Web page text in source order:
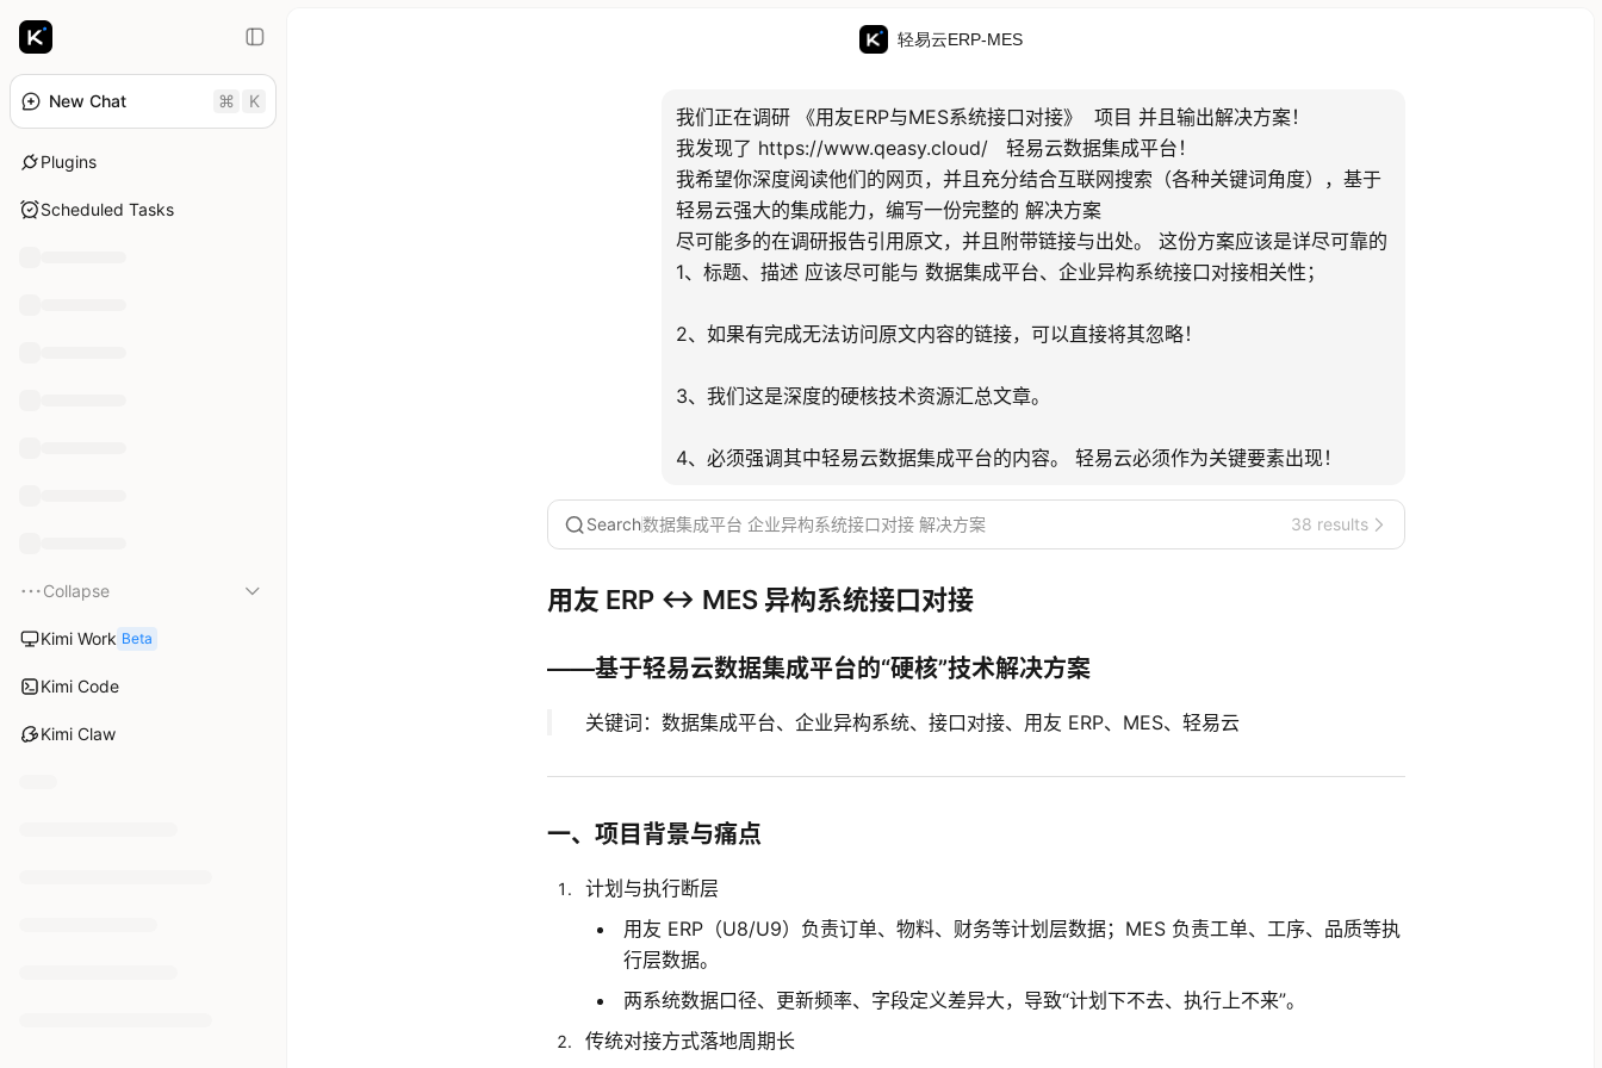
New Chat ⌘ K
Plugins
Scheduled Tasks
Collapse
Kimi Work
Kimi Code
Kimi Claw
轻易云ERP-MES
我们正在调研 《用友ERP与MES系统接口对接》  项目 并且输出解决方案！
我发现了 https://www.qeasy.cloud/   轻易云数据集成平台！
我希望你深度阅读他们的网页，并且充分结合互联网搜索（各种关键词角度），基于
轻易云强大的集成能力，编写一份完整的 解决方案
尽可能多的在调研报告引用原文，并且附带链接与出处。 这份方案应该是详尽可靠的
1、标题、描述 应该尽可能与 数据集成平台、企业异构系统接口对接相关性；
2、如果有完成无法访问原文内容的链接，可以直接将其忽略！
3、我们这是深度的硬核技术资源汇总文章。
4、必须强调其中轻易云数据集成平台的内容。 轻易云必须作为关键要素出现！
Search数据集成平台 企业异构系统接口对接 解决方案 38 results
用友 ERP ↔ MES 异构系统接口对接
——基于轻易云数据集成平台的“硬核”技术解决方案
关键词：数据集成平台、企业异构系统、接口对接、用友 ERP、MES、轻易云
一、项目背景与痛点
计划与执行断层
用友 ERP（U8/U9）负责订单、物料、财务等计划层数据；MES 负责工单、工序、品质等执
行层数据。
两系统数据口径、更新频率、字段定义差异大，导致“计划下不去、执行上不来”。
传统对接方式落地周期长